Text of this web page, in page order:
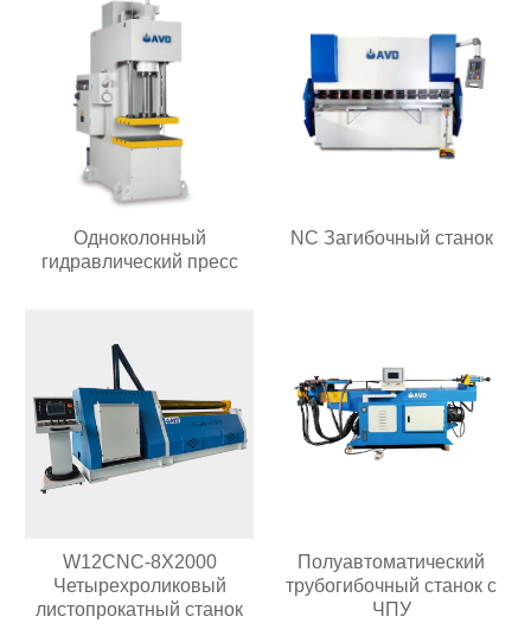
Одноколонный
гидравлический пресс
NC Загибочный станок
W12CNC-8X2000
Четырехроликовый
листопрокатный станок
Полуавтоматический
трубогибочный станок с
ЧПУ